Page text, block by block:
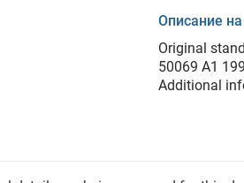
Описание
Original
50069 A1
Additional